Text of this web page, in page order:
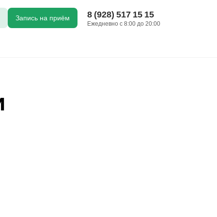
Запись на приём 8 (928) 517 15 15
Ежедневно с 8:00 до 20:00